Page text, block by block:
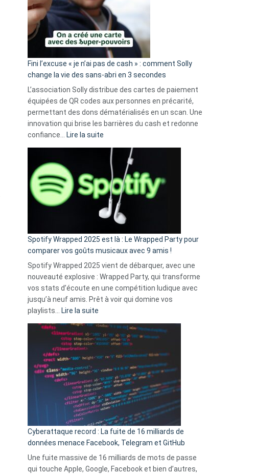
Fini l’excuse « je n’ai pas de cash » : comment Solly
change la vie des sans-abri en 3 secondes
L’association Solly distribue des cartes de paiement
équipées de QR codes aux personnes en précarité,
permettant des dons dématérialisés en un scan. Une
innovation qui brise les barrières du cash et redonne
confiance…
Lire la suite
l’excuse
je
n’ai
pas
de
cash
»
Solly
change
la
vie
sans-
abri
en
3
secondes
Spotify Wrapped 2025 est là : Le Wrapped Party pour
comparer vos goûts musicaux avec 9 amis !
Spotify Wrapped 2025 vient de débarquer, avec une
nouveauté explosive : Wrapped Party, qui transforme
vos stats d’écoute en une compétition ludique avec
jusqu’à neuf amis. Prêt à voir qui domine vos
playlists…
Lire la suite
Wrapped
2025
est
:
Le
Wrapped
Party
pour
comparer
vos
goûts
musicaux
Cyberattaque record : La fuite de 16 milliards de
données menace Facebook, Telegram et GitHub
Une fuite massive de 16 milliards de mots de passe
qui touche Apple, Google, Facebook et bien d’autres,